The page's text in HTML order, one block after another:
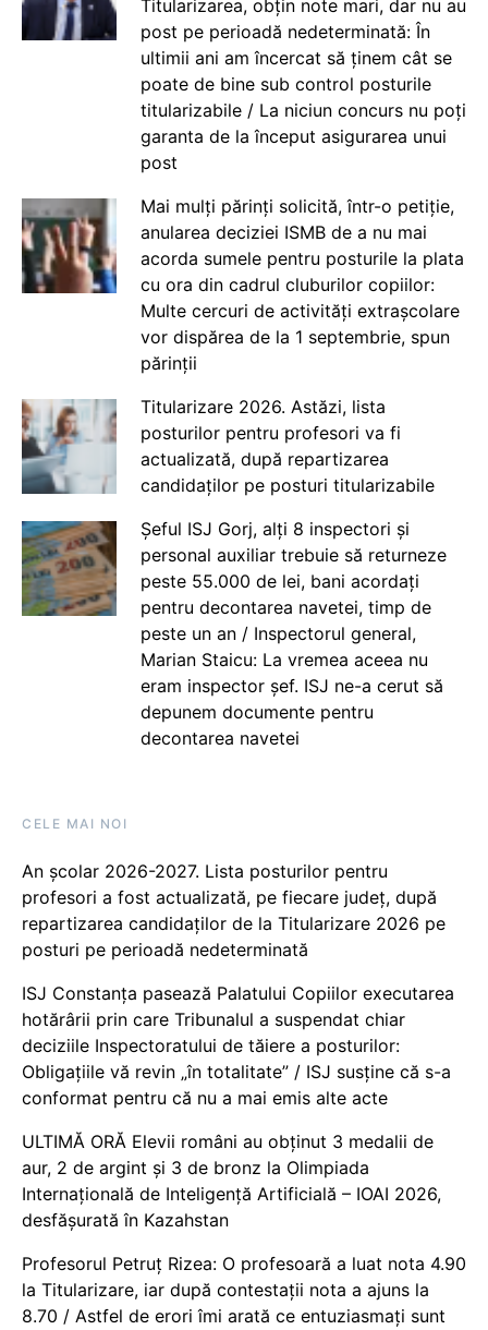
Titularizarea, obțin note mari, dar nu au
post pe perioadă nedeterminată: În
ultimii ani am încercat să ținem cât se
poate de bine sub control posturile
titularizabile / La niciun concurs nu poți
garanta de la început asigurarea unui
post
Mai mulți părinți solicită, într-o petiție,
anularea deciziei ISMB de a nu mai
acorda sumele pentru posturile la plata
cu ora din cadrul cluburilor copiilor:
Multe cercuri de activități extrașcolare
vor dispărea de la 1 septembrie, spun
părinții
Titularizare 2026. Astăzi, lista
posturilor pentru profesori va fi
actualizată, după repartizarea
candidaților pe posturi titularizabile
Șeful ISJ Gorj, alți 8 inspectori și
personal auxiliar trebuie să returneze
peste 55.000 de lei, bani acordați
pentru decontarea navetei, timp de
peste un an / Inspectorul general,
Marian Staicu: La vremea aceea nu
eram inspector șef. ISJ ne-a cerut să
depunem documente pentru
decontarea navetei
CELE MAI NOI
An școlar 2026-2027. Lista posturilor pentru
profesori a fost actualizată, pe fiecare județ, după
repartizarea candidaților de la Titularizare 2026 pe
posturi pe perioadă nedeterminată
ISJ Constanța pasează Palatului Copiilor executarea
hotărârii prin care Tribunalul a suspendat chiar
deciziile Inspectoratului de tăiere a posturilor:
Obligațiile vă revin „în totalitate” / ISJ susține că s-a
conformat pentru că nu a mai emis alte acte
ULTIMĂ ORĂ Elevii români au obținut 3 medalii de
aur, 2 de argint și 3 de bronz la Olimpiada
Internațională de Inteligență Artificială – IOAI 2026,
desfășurată în Kazahstan
Profesorul Petruț Rizea: O profesoară a luat nota 4.90
la Titularizare, iar după contestații nota a ajuns la
8.70 / Astfel de erori îmi arată ce entuziasmați sunt